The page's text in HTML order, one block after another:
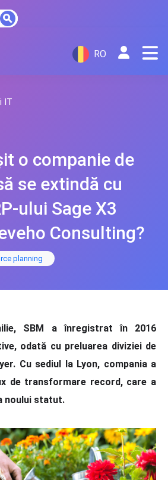
RO
IT
o companie de
se extindă cu
ului Sage X3
Consulting?
planning
SBM a înregistrat în 2016
odată cu preluarea diviziei de
Cu sediul la Lyon, compania a
de transformare record, care a
noului statut.